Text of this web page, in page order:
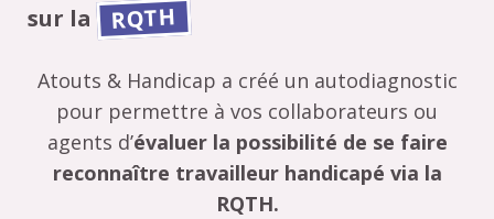
sur la RQTH
Atouts & Handicap a créé un autodiagnostic
pour permettre à vos collaborateurs ou
agents d’évaluer la possibilité de se faire
reconnaître travailleur handicapé via la
RQTH.